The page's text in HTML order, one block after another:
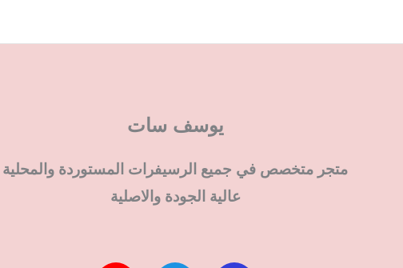
يوسف سات
متجر متخصص في جميع الرسيفرات المستوردة والمحلية
عالية الجودة والاصلية